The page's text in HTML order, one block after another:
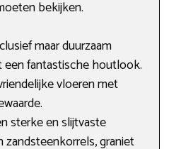
bekijken.
maar duurzaam
fantastische houtlook.
vloeren met
sterke en slijtvaste
zandsteenkorrels, graniet